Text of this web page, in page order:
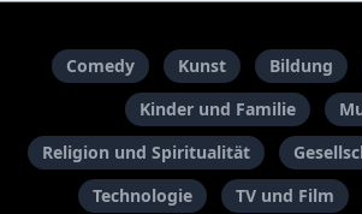
Comedy Kunst Bildung
Kinder und Familie
Religion und Spiritualität
Technologie
TV und Film